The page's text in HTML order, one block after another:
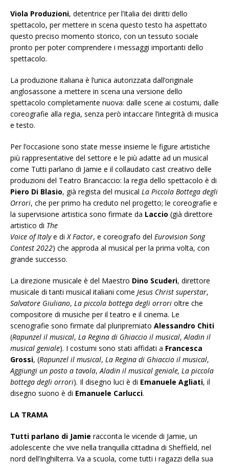
Viola Produzioni, detentrice per l’Italia dei diritti dello
spettacolo, per mettere in scena questo testo ha aspettato
questo preciso momento storico, con un tessuto sociale
pronto per poter comprendere i messaggi importanti dello
spettacolo.
La produzione italiana è l’unica autorizzata dall’originale
anglosassone a mettere in scena una versione dello
spettacolo completamente nuova: dalle scene ai costumi, dalle
coreografie alla regia, senza però intaccare l’integrità di musica
e testo.
Per l’occasione sono state messe insieme le figure artistiche
più rappresentative del settore e le più adatte ad un musical
come Tutti parlano di Jamie e il collaudato cast creativo delle
produzioni del Teatro Brancaccio: la regia dello spettacolo è di
Piero Di Blasio, già regista del musical La Piccola Bottega degli
Orrori, che per primo ha creduto nel progetto; le coreografie e
la supervisione artistica sono firmate da Laccio (già direttore
artistico di The
Voice of Italye diX Factor, e coreografo del Eurovision Song
Contest 2022) che approda al musical per la prima volta, con
grande successo.
La direzione musicale è del Maestro Dino Scuderi, direttore
musicale di tanti musical italiani come Jesus Christ superstar,
Salvatore Giuliano, La piccola bottega degli orrori oltre che
compositore di musiche per il teatro e il cinema. Le
scenografie sono firmate dal pluripremiato Alessandro Chiti
(Rapunzel il musical, La Regina di Ghiaccio il musical,Aladin il
musical geniale). I costumi sono stati affidati a Francesca
Grossi, (Rapunzel il musical, La Regina di Ghiaccio il musical,
Aggiungi un posto a tavola,Aladin il musical geniale, La piccola
bottega degli orrori). Il disegno luci è di Emanuele Agliati, il
disegno suono è di Emanuele Carlucci.
LA TRAMA
Tutti parlano di Jamie racconta le vicende di Jamie, un
adolescente che vive nella tranquilla cittadina di Sheffield, nel
nord dell’Inghilterra. Va a scuola, come tutti i ragazzi della sua